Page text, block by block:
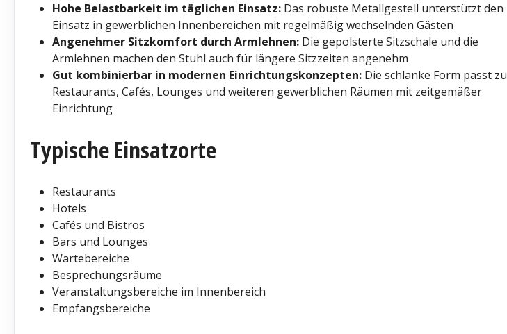
Hohe Belastbarkeit im täglichen Einsatz: Das robuste Metallgestell unterstützt den
Einsatz in gewerblichen Innenbereichen mit regelmäßig wechselnden Gästen
Angenehmer Sitzkomfort durch Armlehnen: Die gepolsterte Sitzschale und die
Armlehnen machen den Stuhl auch für längere Sitzzeiten angenehm
Gut kombinierbar in modernen Einrichtungskonzepten: Die schlanke Form passt zu
Restaurants, Cafés, Lounges und weiteren gewerblichen Räumen mit zeitgemäßer
Einrichtung
Typische Einsatzorte
Restaurants
Hotels
Cafés und Bistros
Bars und Lounges
Wartebereiche
Besprechungsräume
Veranstaltungsbereiche im Innenbereich
Empfangsbereiche